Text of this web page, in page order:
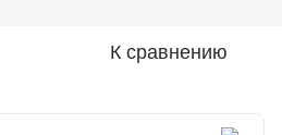
К сравнению